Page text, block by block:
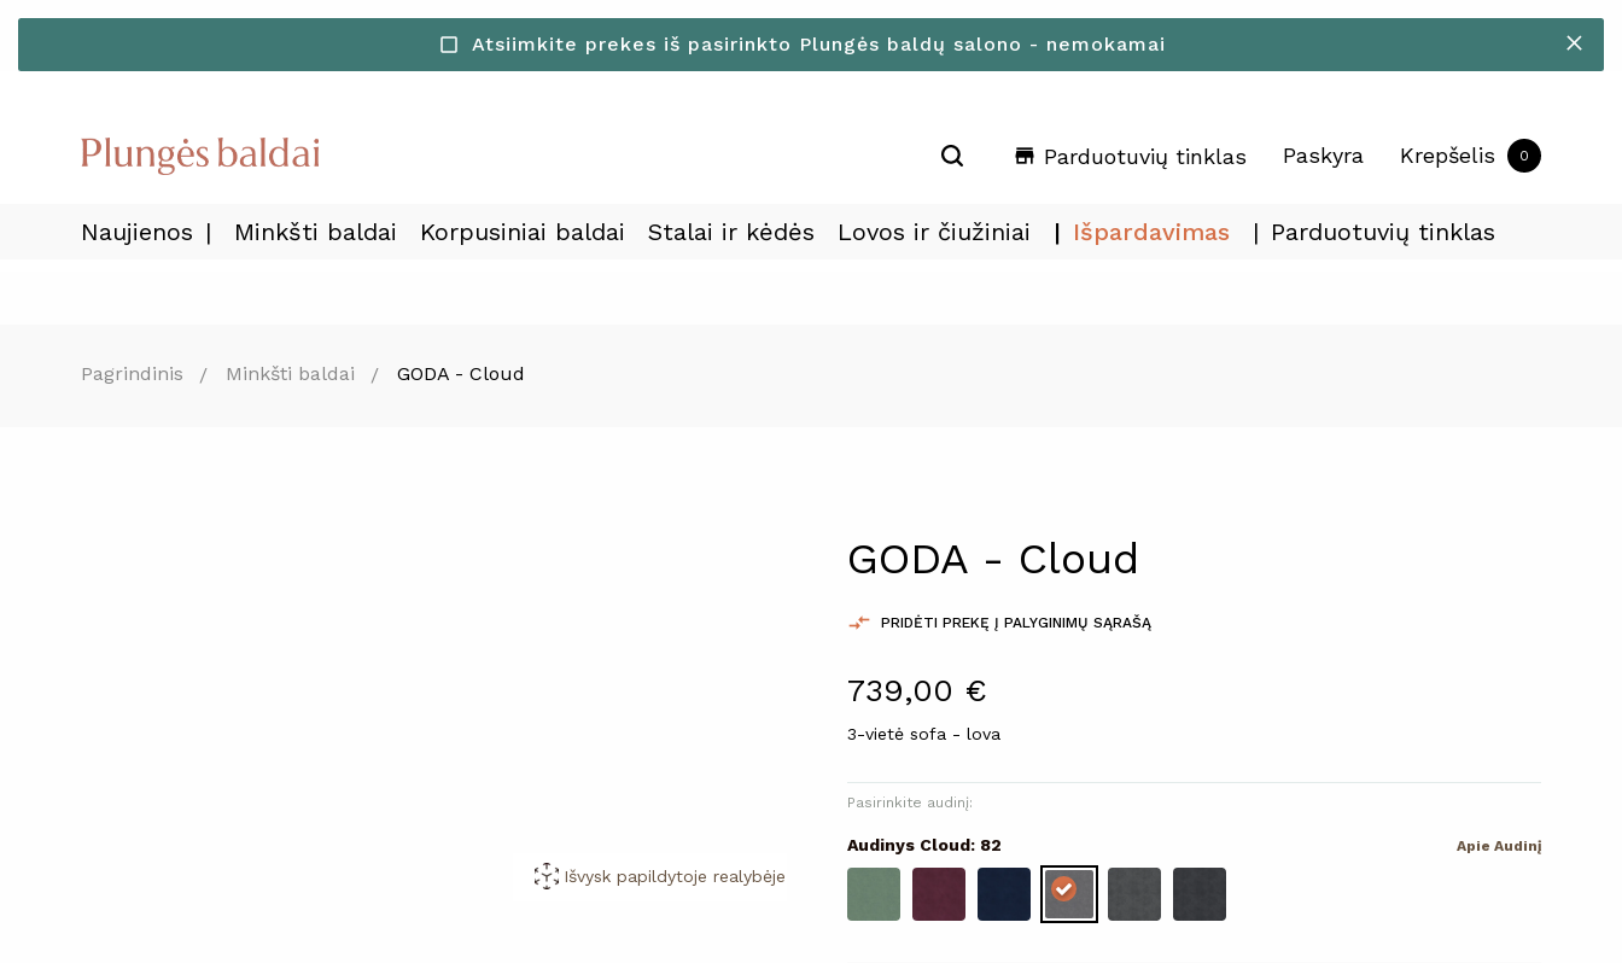
check_box_outline_blank Atsiimkite prekes iš pasirinkto Plungės baldų salono - nemokamai
store Parduotuvių tinklas Paskyra Krepšelis 0
Naujienos Minkšti baldai Korpusiniai baldai Stalai ir kėdės Lovos ir čiužiniai Išpardavimas Parduotuvių tinklas
Pagrindinis Minkšti baldai GODA - Cloud
Išvysk papildytoje realybėje
Išvysk papildytoje realybėje
GODA - Cloud
 PRIDĖTI PREKĘ Į PALYGINIMŲ SĄRAŠĄ
739,00 €
3-vietė sofa - lova
Pasirinkite audinį:
Audinys Cloud: 82 Apie Audinį